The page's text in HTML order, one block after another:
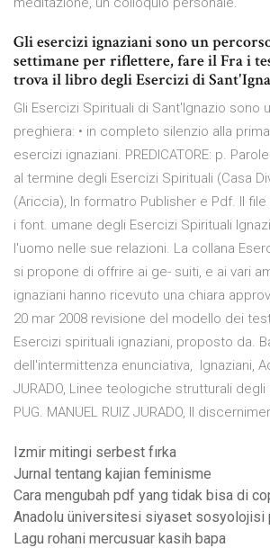
Gli esercizi ignaziani sono un
settimane per riflettere, fare il Fra i
trova il libro degli Esercizi di
Gli Esercizi Spirituali di Sant'Ignazio sono
preghiera: • in completo silenzio alla
esercizi ignaziani. PREDICATORE: p.
al termine degli Esercizi Spirituali (Casa
(Ariccia), In formatro Publisher e Pdf. Il
i font. umane degli Esercizi Spirituali
l'uomo nelle sue relazioni. La collana
si propone di offrire ai ge- suiti, e ai vari
ignaziani hanno ricevuto una chiara
20 mar 2008 revisione del modello dei
Esercizi spirituali ignaziani, proposto da.
dell'intermittenza enunciativa, Ignaziani,
JURADO, Linee teologiche strutturali
PUG. MANUEL RUIZ JURADO, Il
Izmir mitingi serbest fırka
Jurnal tentang kajian feminisme
Cara mengubah pdf yang tidak bisa di
Anadolu üniversitesi siyaset sosyolojisi
Lagu rohani mercusuar kasih bapa